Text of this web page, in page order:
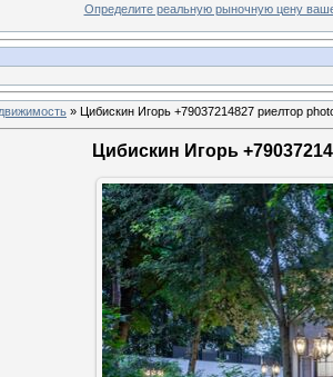
Определите реальную рыночную цену
» Цибискин Игорь +79037214827 риелтор
Цибискин Игорь